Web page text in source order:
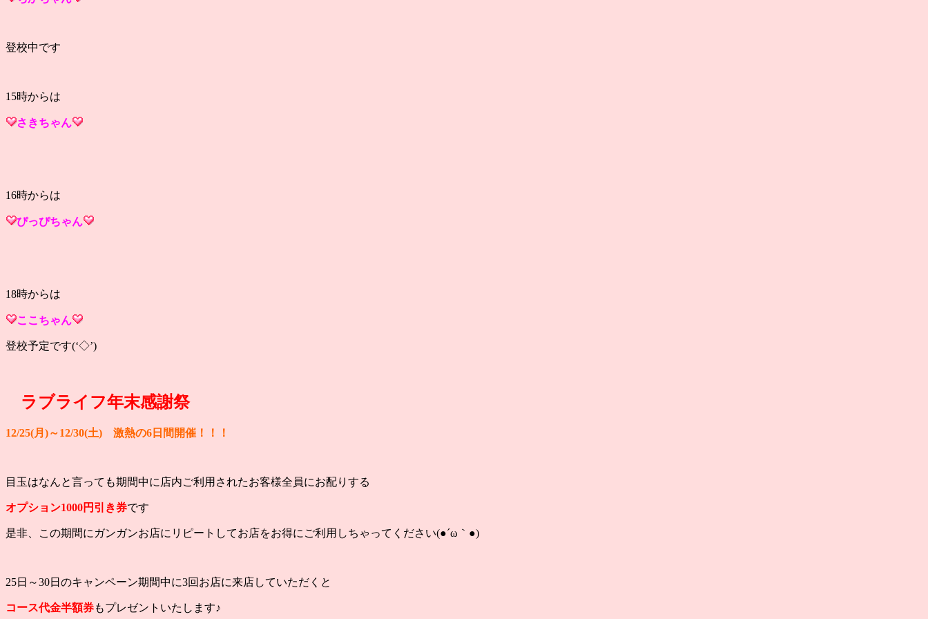
登校中です
15時からは
さきちゃん
16時からは
ぴっぴちゃん
18時からは
ここ ちゃん
登校予定です(‘◇’)ゞ
ラブライフ年末感謝祭
12/25(月)～12/30(土) 激熱の6日間開催！！！
目玉はなんと言っても期間中に店内ご利用されたお客様全員にお配りする
オプション1000円引き券です
是非、この期間にガンガンお店にリピートしてお店をお得にご利用しちゃってください(●´ω｀●)
25日～30日のキャンペーン期間中に3回お店に来店していただくと
コース代金半額券もプレゼントいたします♪